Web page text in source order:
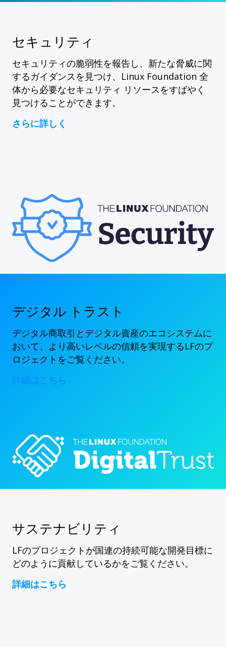
セキュリティ
セキュリティの脆弱性を報告し、新たな脅威に関
するガイダンスを見つけ、Linux Foundation 全
体から必要なセキュリティ リソースをすばやく
見つけることができます。
さらに詳しく
デジタル トラスト
デジタル商取引とデジタル資産のエコシステムに
おいて、より高いレベルの信頼を実現するLFのプ
ロジェクトをご覧ください。
詳細はこちら
サステナビリティ
LFのプロジェクトが国連の持続可能な開発目標に
どのように貢献しているかをご覧ください。
詳細はこちら